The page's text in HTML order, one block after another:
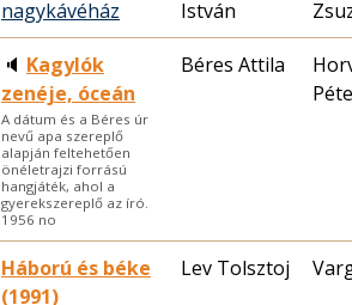
nagykávéház
István
🔈 Kagylók
zenéje, óceán
A dátum és a Béres úr
nevű apa szereplő
alapján feltehetően
önéletrajzi forrású
hangjáték, ahol a
gyerekszereplő az író.
1956 no
Béres Attila
Háború és béke
(1991)
Lev Tolsztoj